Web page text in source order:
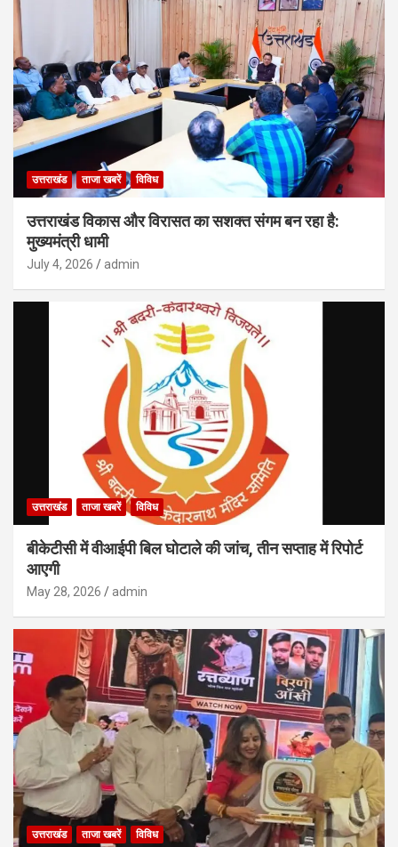
उत्तराखंड ताजा खबरें विविध
उत्तराखंड विकास और विरासत का सशक्त संगम बन रहा है:
मुख्यमंत्री धामी
July 4, 2026 admin
उत्तराखंड ताजा खबरें विविध
बीकेटीसी में वीआईपी बिल घोटाले की जांच, तीन सप्ताह में रिपोर्ट
आएगी
May 28, 2026 admin
उत्तराखंड ताजा खबरें विविध